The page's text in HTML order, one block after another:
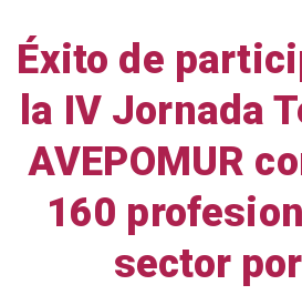
Éxito de
la IV Jornada
AVEPOMUR
160
sector